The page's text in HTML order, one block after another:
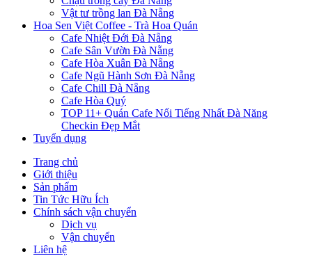
Vật tư trồng lan Đà Nẵng
Hoa Sen Việt Coffee - Trà Hoa Quán
Cafe Nhiệt Đới Đà Nẵng
Cafe Sân Vườn Đà Nẵng
Cafe Hòa Xuân Đà Nẵng
Cafe Ngũ Hành Sơn Đà Nẵng
Cafe Chill Đà Nẵng
Cafe Hòa Quý
TOP 11+ Quán Cafe Nổi Tiếng Nhất Đà Năng
Checkin Đẹp Mắt
Tuyển dụng
Trang chủ
Giới thiệu
Sản phẩm
Tin Tức Hữu Ích
Chính sách vận chuyển
Dịch vụ
Vận chuyển
Liên hệ